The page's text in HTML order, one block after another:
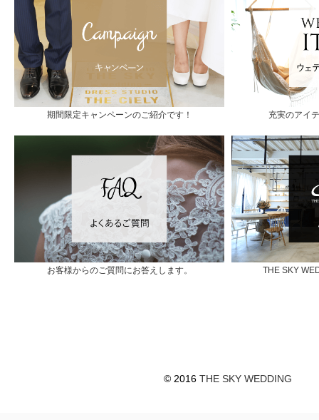
期間限定キャンペーンのご紹介です！ 充実のアイ
お客様からのご質問にお答えします。 THE SKY
© 2016 THE SKY WEDDING